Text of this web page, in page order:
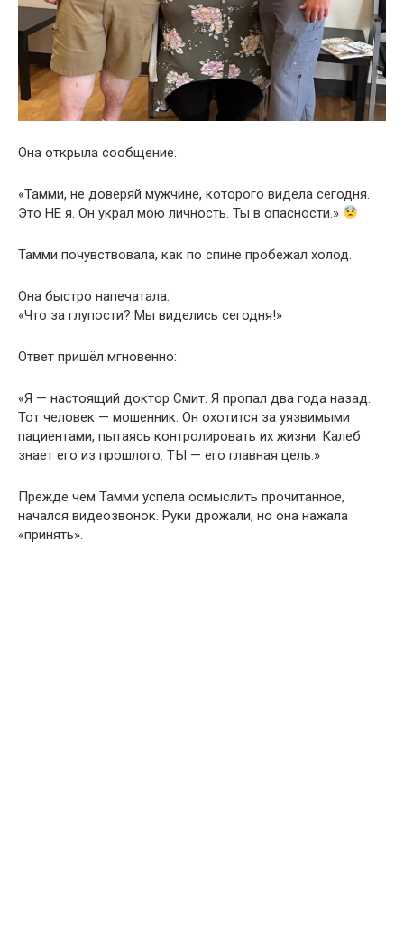
Она открыла сообщение.
«Тамми, не доверяй мужчине, которого видела сегодня.
Это НЕ я. Он украл мою личность. Ты в опасности.»
Тамми почувствовала, как по спине пробежал холод.
Она быстро напечатала:
«Что за глупости? Мы виделись сегодня!»
Ответ пришёл мгновенно:
«Я — настоящий доктор Смит. Я пропал два года назад.
Тот человек — мошенник. Он охотится за уязвимыми
пациентами, пытаясь контролировать их жизни. Калеб
знает его из прошлого. ТЫ — его главная цель.»
Прежде чем Тамми успела осмыслить прочитанное,
начался видеозвонок. Руки дрожали, но она нажала
«принять».